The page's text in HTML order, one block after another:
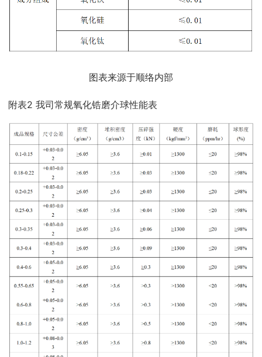
图表来源于顺络内部
附表2 我司常规氧化锆磨介球性能表